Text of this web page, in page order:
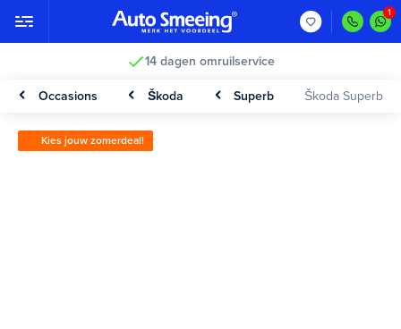
14 dagen omruilservice
Occasions Škoda Superb Škoda Superb
Kies jouw zomerdeal!